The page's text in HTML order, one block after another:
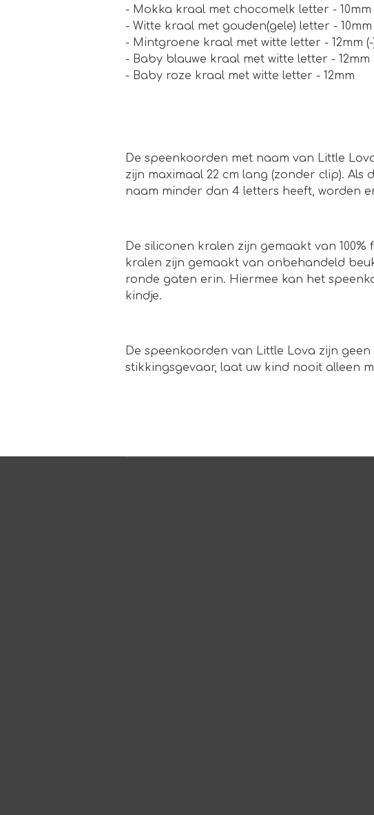
- Mokka kraal met chocomelk letter - 10mm
- Witte kraal met gouden(gele) letter - 10mm
- Mintgroene kraal met witte letter - 12mm (-
- Baby blauwe kraal met witte letter - 12mm
- Baby roze kraal met witte letter - 12mm
De speenkoorden met naam van Little
zijn maximaal 22 cm lang (zonder clip).
naam minder dan 4 letters heeft, worden
De siliconen kralen zijn gemaakt van
kralen zijn gemaakt van onbehandeld
ronde gaten erin. Hiermee kan het
kindje.
De speenkoorden van Little Lova zijn
stikkingsgevaar, laat uw kind nooit alleen